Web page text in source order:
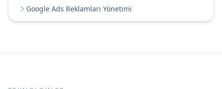
Google Ads Reklamları Yönetimi